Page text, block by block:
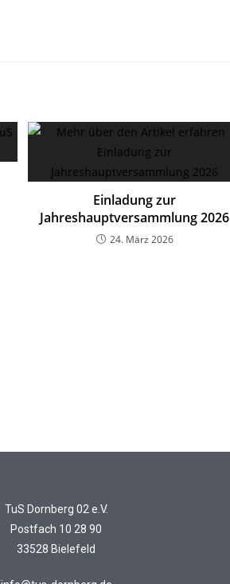
Einladung zur
Jahreshauptversammlung 2026
24. März 2026
TuS Dornberg 02 e.V.
Postfach 10 28 90
33528 Bielefeld